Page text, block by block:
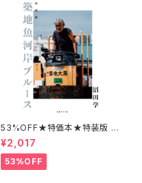
53%OFF★特価本★特装版 築
地魚河岸ブルース 沼田学
¥2,017
53%OFF